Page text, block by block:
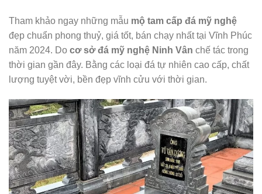
Tham khảo ngay những mẫu mộ tam cấp đá mỹ nghệ
đẹp chuẩn phong thuỷ, giá tốt, bán chạy nhất tại Vĩnh Phúc
năm 2024. Do cơ sở đá mỹ nghệ Ninh Vân chế tác trong
thời gian gần đây. Bằng các loại đá tự nhiên cao cấp, chất
lượng tuyệt vời, bền đẹp vĩnh cửu với thời gian.